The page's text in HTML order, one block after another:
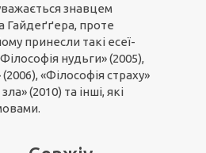
знавцем
Гайдеґґера, проте
принесли такі есеї-
нудьги» (2005),
«Філософія страху»
(2010) та інші, які